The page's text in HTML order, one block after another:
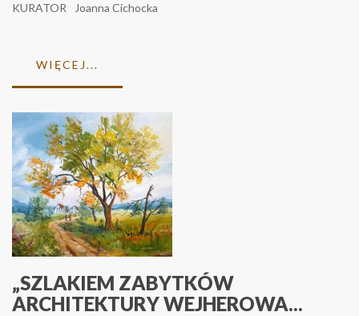
KURATOR Joanna Cichocka
WIĘCEJ...
„SZLAKIEM ZABYTKÓW
ARCHITEKTURY WEJHEROWA...